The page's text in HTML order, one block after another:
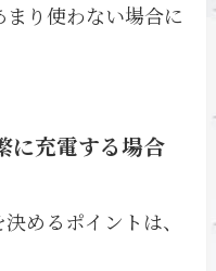
り使わない場合に
に充電する場合
めるポイントは、